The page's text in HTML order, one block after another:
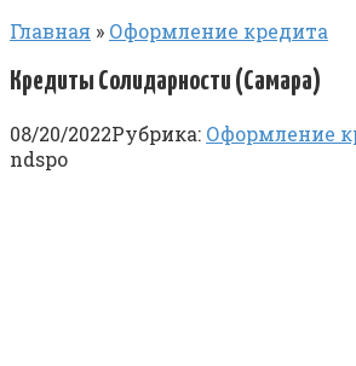
Главная » Оформление кредита
Кредиты Солидарности (Самара)
08/20/2022Рубрика: Оформление
ndspo